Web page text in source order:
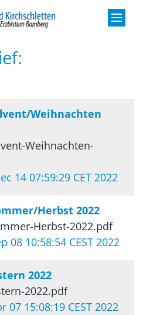
Weihnachten
Weihnachten-
14 07:59:29 CET 2022
Herbst 2022
Herbst-2022.pdf
08 10:58:54 CEST 2022
2022
2022.pdf
07 15:08:19 CEST 2022